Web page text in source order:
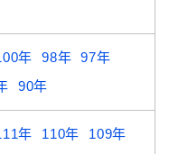
年 98年
97年
90年
年 110年
109年